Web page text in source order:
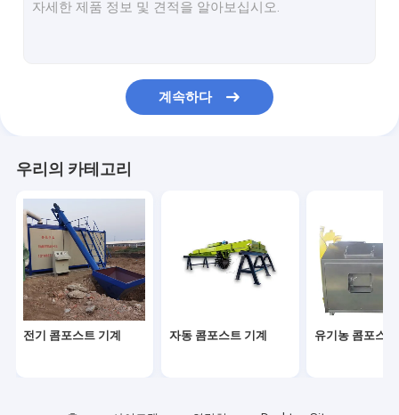
계속하다
우리의 카테고리
전기 콤포스트 기계 자동 콤포스트 기계 유기농 콤포스